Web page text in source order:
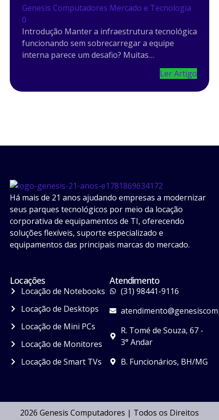
Genesis Computadores Mercado e Tecnologia
0
Introdução Manter a infraestrutura tecnológica
funcionando sem sobrecarregar a equipe
interna parece um desafio? Muitas…
Ler Artigo
Há mais de 21 anos ajudando empresas a modernizar
seus parques tecnológicos por meio da locação
corporativa de equipamentos de TI, oferecendo
soluções flexíveis, suporte especializado e
equipamentos das principais marcas do mercado.
Locações
Locação de Notebooks
Locação de Desktops
Locação de Mini PCs
Locação de Monitores
Locação de Smart TVs
Atendimento
(31) 98441-9116
R. Tomé de Souza, 67 -
3° Andar
B. Funcionários, BH/MG
2026 Genesis Computadores | Todos os Direitos